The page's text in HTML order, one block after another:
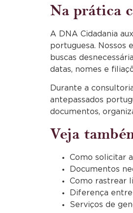
Na prática
A DNA Cidadania
portuguesa. Nossos
buscas
datas, nomes e
Durante a
antepassados
documentos,
Veja
Como solicitar
Documentos
Como rastrear
Diferença
Serviços de